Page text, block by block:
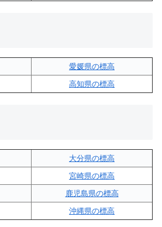
愛媛県の標高
高知県の標高
大分県の標高
宮崎県の標高
鹿児島県の標高
沖縄県の標高